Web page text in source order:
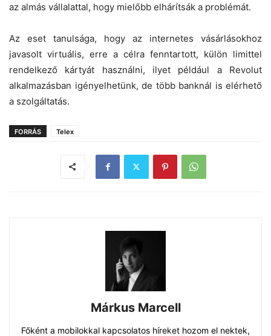
az almás vállalattal, hogy mielőbb elhárítsák a problémát.
Az eset tanulsága, hogy az internetes vásárlásokhoz
javasolt virtuális, erre a célra fenntartott, külön limittel
rendelkező kártyát használni, ilyet például a Revolut
alkalmazásban igényelhetünk, de több banknál is elérhető
a szolgáltatás.
FORRÁS Telex
Márkus Marcell
Főként a mobilokkal kapcsolatos híreket hozom el nektek,